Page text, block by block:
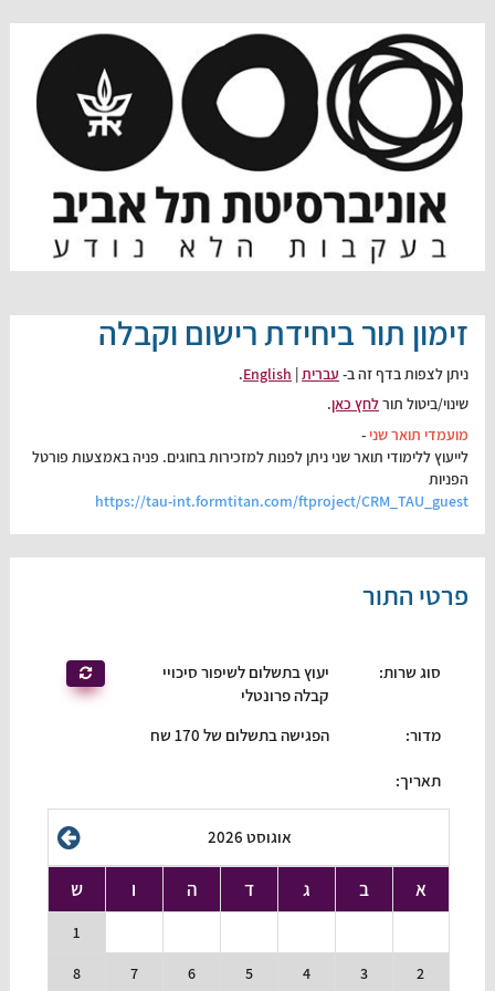
זימון תור ביחידת רישום וקבלה
ניתן לצפות בדף זה ב- עברית|
English
.
שינוי/ביטול תורלחץ כאן.
מועמדי תואר שני-
לייעוץ ללימודי תואר שני ניתן לפנות למזכירות בחוגים. פניה באמצעות פורטל
הפניות
https://tau-int.formtitan.com/ftproject/CRM_TAU_guest
פרטי התור
סוג שרות:
יעוץ בתשלום לשיפור סיכויי
קבלה פרונטלי
מדור: הפגישה בתשלום של 170 שח
תאריך:
אוגוסט 2026
א ב ג ד ה ו ש
1
2
3
4
5
6
7
8